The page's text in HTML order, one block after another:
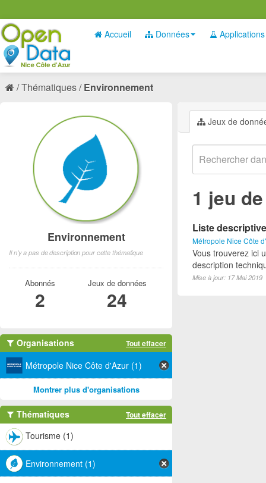
Accueil Données Applications
Thématiques Environnement
Jeux de
1 jeu
Liste
Métropole Nice Côte
Vous trouverez ici
description
Mise à jour: 17 Mai 2019
Environnement
Il n'y a pas de description pour cette thématique
Abonnés
2
Jeux de données
24
Organisations Tout effacer
Métropole Nice Côte d'Azur (1)
Montrer plus d'organisations
Thématiques Tout effacer
Tourisme (1)
Environnement (1)